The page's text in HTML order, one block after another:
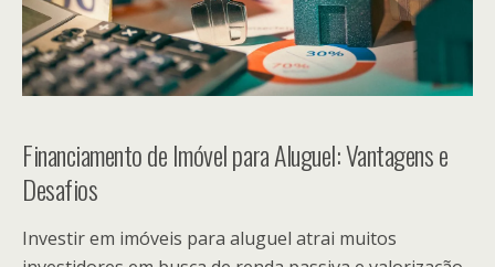
Financiamento de Imóvel para Aluguel: Vantagens e
Desafios
Investir em imóveis para aluguel atrai muitos